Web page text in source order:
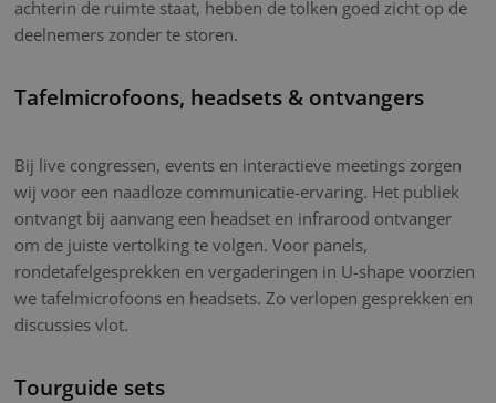
achterin de ruimte staat, hebben de tolken goed zicht op de
deelnemers zonder te storen.
Tafelmicrofoons, headsets & ontvangers
Bij live congressen, events en interactieve meetings zorgen
wij voor een naadloze communicatie-ervaring. Het publiek
ontvangt bij aanvang een headset en infrarood ontvanger
om de juiste vertolking te volgen. Voor panels,
rondetafelgesprekken en vergaderingen in U-shape voorzien
we tafelmicrofoons en headsets. Zo verlopen gesprekken en
discussies vlot.
Tourguide sets